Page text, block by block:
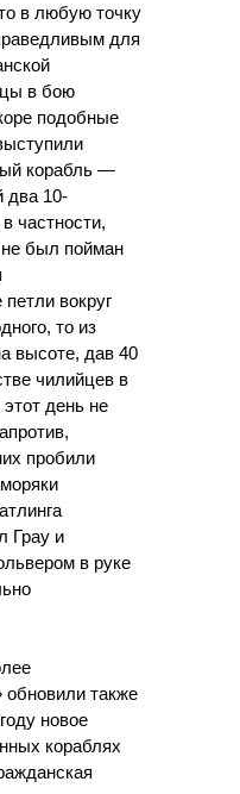
в любую точку
для
в бою
подобные
корабль —
два 10-
частности,
не был пойман
вокруг
то из
высоте, дав 40
чилийцев в
день не
пробили
Грау и
в руке
также
новое
кораблях